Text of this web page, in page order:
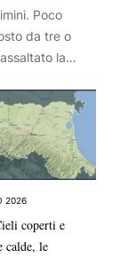
Poco
da tre o
la
2026
coperti e
calde, le